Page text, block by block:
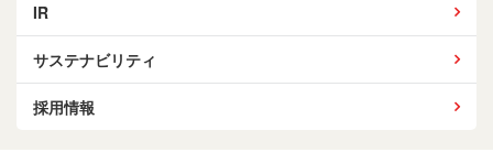
IR
サステナビリティ
採用情報